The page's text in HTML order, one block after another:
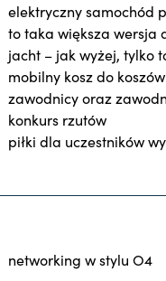
elektryczny samochód
to taka większa wersja
jacht – jak wyżej, tylko
mobilny kosz do
zawodnicy oraz
konkurs rzutów
piłki dla uczestników
networking w stylu O4